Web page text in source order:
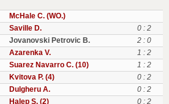
McHale C. (WO.)
Saville D.
0 : 2
Jovanovski Petrovic B.
2 : 0
Azarenka V.
1 : 2
Suarez Navarro C. (10)
1 : 2
Kvitova P. (4)
0 : 2
Dulgheru A.
0 : 2
Halep S. (2) 0 : 2